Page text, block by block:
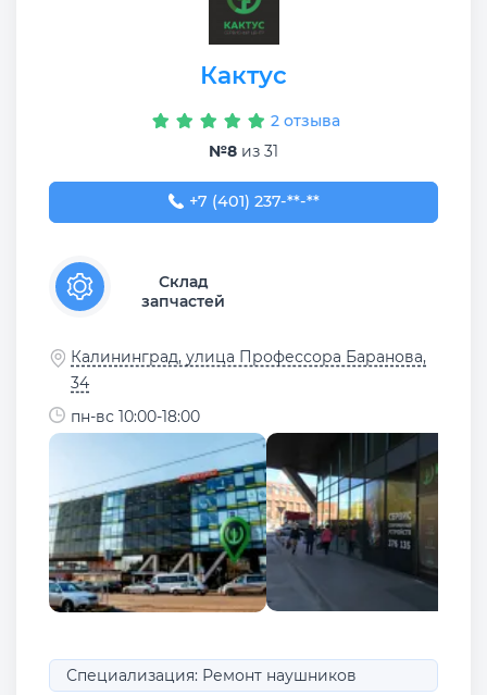
Кактус
2 отзыва
№8 из 31
+7 (401) 237-61-35
+7 (401) 237-**-**
Склад
запчастей
Калининград, улица Профессора Баранова,
34
пн-вс 10:00-18:00
Специализация: Ремонт наушников